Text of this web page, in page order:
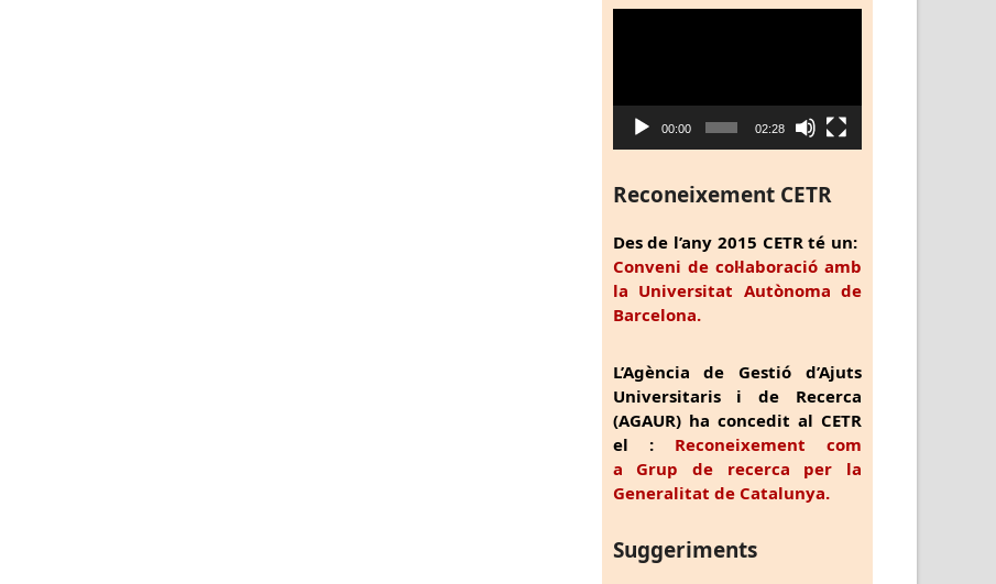
00:00 02:28
Reconeixement CETR
Des de l’any 2015 CETR té un:
Conveni de col·laboració amb
la Universitat Autònoma de
Barcelona.
L’Agència de Gestió d’Ajuts
Universitaris i de Recerca
(AGAUR) ha concedit al CETR
el : Reconeixement com
a Grup de recerca per la
Generalitat de Catalunya.
Suggeriments